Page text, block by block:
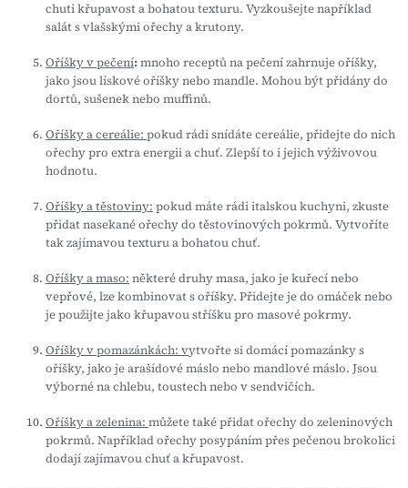
chuti křupavost a bohatou texturu. Vyzkoušejte například
salát s vlašskými ořechy a krutony.
Oříšky v pečení: mnoho receptů na pečení zahrnuje oříšky,
jako jsou lískové oříšky nebo mandle. Mohou být přidány do
dortů, sušenek nebo muffinů.
Oříšky a cereálie: pokud rádi snídáte cereálie, přidejte do nich
ořechy pro extra energii a chuť. Zlepší to i jejich výživovou
hodnotu.
Oříšky a těstoviny: pokud máte rádi italskou kuchyni, zkuste
přidat nasekané ořechy do těstovinových pokrmů. Vytvoříte
tak zajímavou texturu a bohatou chuť.
Oříšky a maso: některé druhy masa, jako je kuřecí nebo
vepřové, lze kombinovat s oříšky. Přidejte je do omáček nebo
je použijte jako křupavou stříšku pro masové pokrmy.
Oříšky v pomazánkách: vytvořte si domácí pomazánky s
oříšky, jako je arašídové máslo nebo mandlové máslo. Jsou
výborné na chlebu, toustech nebo v sendvičích.
Oříšky a zelenina: můžete také přidat ořechy do zeleninových
pokrmů. Například ořechy posypáním přes pečenou brokolici
dodají zajímavou chuť a křupavost.